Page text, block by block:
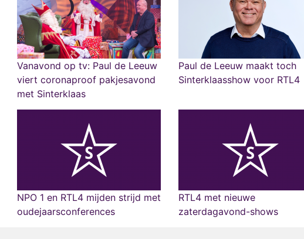
Vanavond op tv: Paul de Leeuw
viert coronaproof pakjesavond
met Sinterklaas
Paul de Leeuw maakt toch
Sinterklaasshow voor RTL4
NPO 1 en RTL4 mijden strijd met
oudejaarsconferences
RTL4 met nieuwe
zaterdagavond-shows